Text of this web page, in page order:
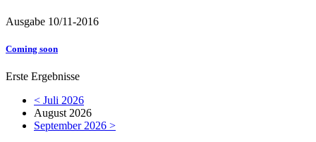
Ausgabe 10/11-2016
Coming soon
Erste Ergebnisse
< Juli 2026
August 2026
September 2026 >